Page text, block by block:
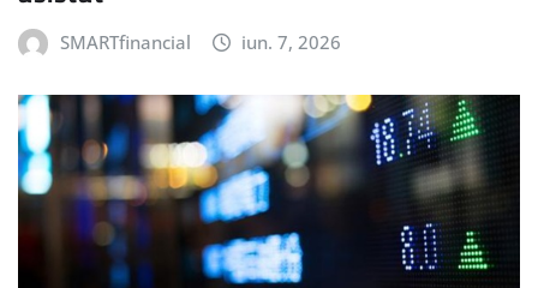
SMARTfinancial iun. 7, 2026